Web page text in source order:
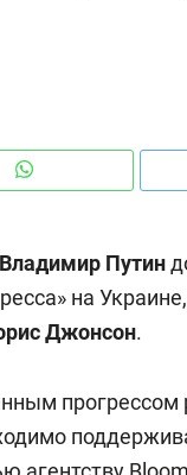
Владимир Путин
на
Джонсон.
ID вместо